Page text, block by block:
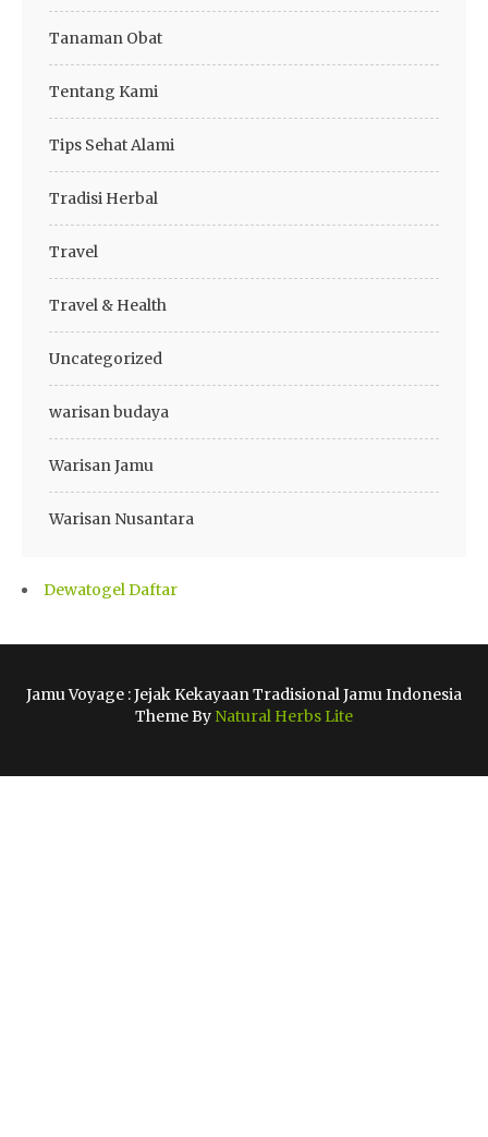
Tanaman Obat
Tentang Kami
Tips Sehat Alami
Tradisi Herbal
Travel
Travel & Health
Uncategorized
warisan budaya
Warisan Jamu
Warisan Nusantara
Dewatogel Daftar
Jamu Voyage : Jejak Kekayaan Tradisional Jamu Indonesia
Theme By Natural Herbs Lite